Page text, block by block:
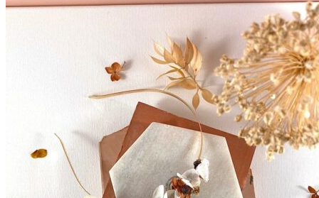
Bracelets rubans fleuris
Bracelets joncs fleuris
Petites barrettes
Boutonnières